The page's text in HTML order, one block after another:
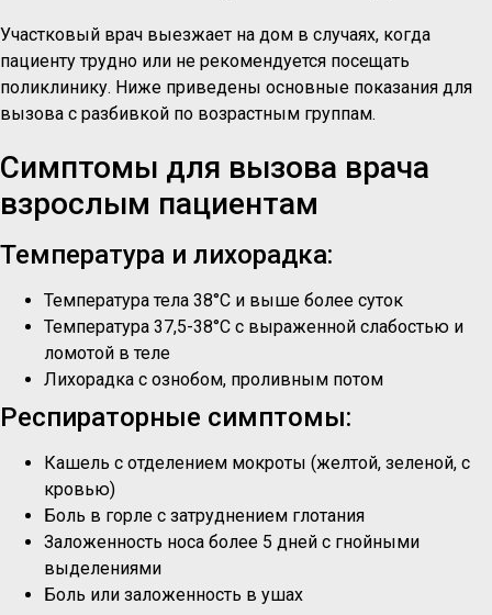
Участковый врач выезжает на дом в случаях, когда
пациенту трудно или не рекомендуется посещать
поликлинику. Ниже приведены основные показания для
вызова с разбивкой по возрастным группам.
Симптомы для вызова врача
взрослым пациентам
Температура и лихорадка:
Температура тела 38°C и выше более суток
Температура 37,5-38°C с выраженной слабостью и
ломотой в теле
Лихорадка с ознобом, проливным потом
Респираторные симптомы:
Кашель с отделением мокроты (желтой, зеленой, с
кровью)
Боль в горле с затруднением глотания
Заложенность носа более 5 дней с гнойными
выделениями
Боль или заложенность в ушах